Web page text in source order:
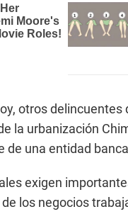
otros
la urbanización
de una entidad
exigen
los negocios